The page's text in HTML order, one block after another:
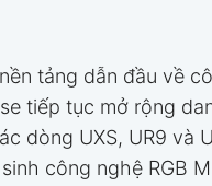
tảng dẫn đầu về
tiếp tục mở rộng
dòng UXS, UR9 và
công nghệ RGB